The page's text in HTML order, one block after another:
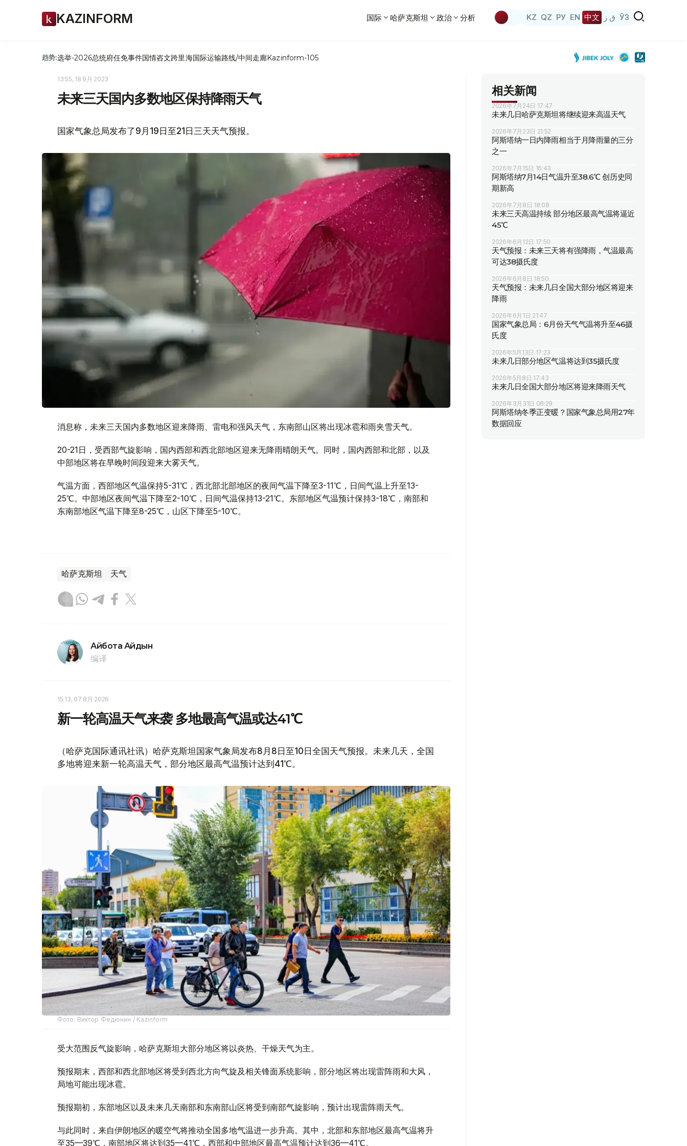
KAZINFORM 国际 哈萨克斯坦 政治 分析 KZ QZ РУ EN 中文 ق ز ЎЗ
趋势:选举-2026总统府任免事件国情咨文跨里海国际运输路线/中间走廊Kazinform-105
13:55, 18 9月 2023
未来三天国内多数地区保持降雨天气
国家气象总局发布了9月19日至21日三天天气预报。
消息称，未来三天国内多数地区迎来降雨、雷电和强风天气，东南部山区将出现冰雹和雨夹雪天气。
20-21日，受西部气旋影响，国内西部和西北部地区迎来无降雨晴朗天气。同时，国内西部和北部，以及
中部地区将在早晚时间段迎来大雾天气。
气温方面，西部地区气温保持5-31℃，西北部北部地区的夜间气温下降至3-11℃，日间气温上升至13-
25℃。中部地区夜间气温下降至2-10℃，日间气温保持13-21℃。东部地区气温预计保持3-18℃，南部和
东南部地区气温下降至8-25℃，山区下降至5-10℃。
哈萨克斯坦 天气
Айбота Айдын
编译
15:13, 07 8月 2026
新一轮高温天气来袭 多地最高气温或达41℃
（哈萨克国际通讯社讯）哈萨克斯坦国家气象局发布8月8日至10日全国天气预报。未来几天，全国
多地将迎来新一轮高温天气，部分地区最高气温预计达到41℃。
Фото: Виктор Федюнин / Kazinform
受大范围反气旋影响，哈萨克斯坦大部分地区将以炎热、干燥天气为主。
预报期末，西部和西北部地区将受到西北方向气旋及相关锋面系统影响，部分地区将出现雷阵雨和大风，
局地可能出现冰雹。
预报期初，东部地区以及未来几天南部和东南部山区将受到南部气旋影响，预计出现雷阵雨天气。
与此同时，来自伊朗地区的暖空气将推动全国多地气温进一步升高。其中，北部和东部地区最高气温将升
至35—39℃，南部地区将达到35—41℃，西部和中部地区最高气温预计达到36—41℃。
相关新闻
2026年7月24日 17:47
未来几日哈萨克斯坦将继续迎来高温天气
2026年7月23日 21:52
阿斯塔纳一日内降雨相当于月降雨量的三分
之一
2026年7月15日 16:43
阿斯塔纳7月14日气温升至38.6℃ 创历史同
期新高
2026年7月8日 18:08
未来三天高温持续 部分地区最高气温将逼近
45℃
2026年6月12日 17:50
天气预报：未来三天将有强降雨，气温最高
可达38摄氏度
2026年6月8日 18:50
天气预报：未来几日全国大部分地区将迎来
降雨
2026年6月1日 21:47
国家气象总局：6月份天气气温将升至46摄
氏度
2026年5月13日 17:23
未来几日部分地区气温将达到35摄氏度
2026年5月8日 17:43
未来几日全国大部分地区将迎来降雨天气
2026年3月31日 08:29
阿斯塔纳冬季正变暖？国家气象总局用27年
数据回应